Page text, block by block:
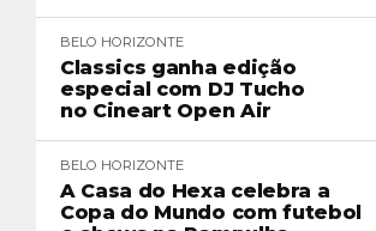
BELO HORIZONTE
Classics ganha edição
especial com DJ Tucho
no Cineart Open Air
BELO HORIZONTE
A Casa do Hexa celebra a
Copa do Mundo com futebol